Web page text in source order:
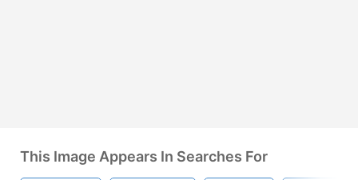
This Image Appears In Searches For